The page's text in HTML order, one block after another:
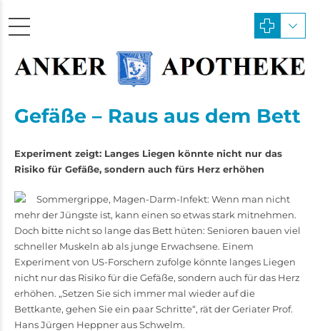
Gefäße – Raus aus dem Bett
Experiment zeigt: Langes Liegen könnte nicht nur das
Risiko für Gefäße, sondern auch fürs Herz erhöhen
Sommergrippe, Magen-Darm-­Infekt: Wenn man nicht
mehr der Jüngste ist, kann einen so etwas stark mitnehmen.
Doch bitte nicht so lange das Bett hüten: Senioren bauen viel
schneller Muskeln ab als junge Erwachsene. Einem
Experiment von US-­Forschern zufolge könnte langes Liegen
nicht nur das Risiko für die Gefäße, sondern auch für das Herz
erhöhen. „Setzen Sie sich immer mal wieder auf die
Bettkante, gehen Sie ein paar Schritte“, rät der Geriater Prof.
Hans Jürgen Heppner aus Schwelm.